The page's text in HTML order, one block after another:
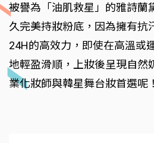
被譽為「油肌救星」的雅詩蘭
久完美持妝粉底，因為擁有抗
24H的高效力，即使在高溫或
地輕盈滑順，上妝後呈現自然
業化妝師與韓星舞台妝首選呢！